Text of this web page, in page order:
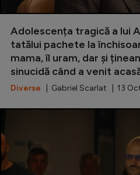
Adolescența tragică a lui
tatălui pachete la
mama, îl uram, dar și
sinucidă când a venit
Diverse | Gabriel Scarlat | 13